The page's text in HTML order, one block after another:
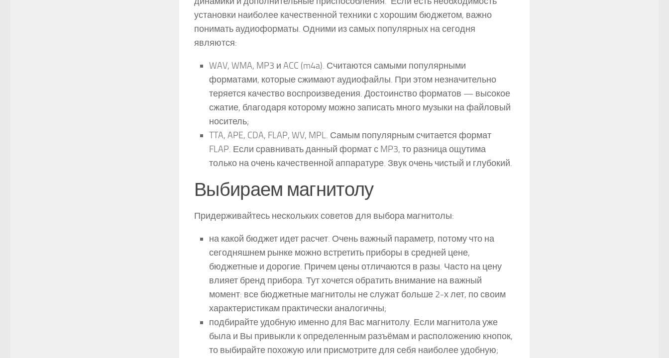
установки наиболее качественной техники с хорошим бюджетом, важно
понимать аудиоформаты. Одними из самых популярных на сегодня
являются:
WAV, WMA, MP3 и ACC (m4a). Считаются самыми популярными
форматами, которые сжимают аудиофайлы. При этом незначительно
теряется качество воспроизведения. Достоинство форматов — высокое
сжатие, благодаря которому можно записать много музыки на файловый
носитель;
TTA, APE, CDA, FLAP, WV, MPL. Самым популярным считается формат
FLAP. Если сравнивать данный формат с MP3, то разница ощутима
только на очень качественной аппаратуре. Звук очень чистый и глубокий.
Выбираем магнитолу
Придерживайтесь нескольких советов для выбора магнитолы:
на какой бюджет идет расчет. Очень важный параметр, потому что на
сегодняшнем рынке можно встретить приборы в средней цене,
бюджетные и дорогие. Причем цены отличаются в разы. Часто на цену
влияет бренд прибора. Тут хочется обратить внимание на важный
момент: все бюджетные магнитолы не служат больше 2-х лет, по своим
характеристикам практически аналогичны;
подбирайте удобную именно для Вас магнитолу. Если магнитола уже
была и Вы привыкли к определенным разъёмам и расположению кнопок,
то выбирайте похожую или присмотрите для себя наиболее удобную;